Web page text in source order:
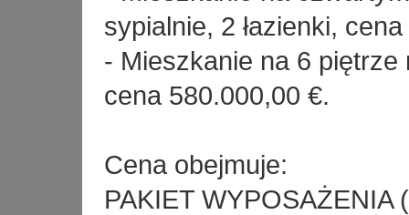
sypialnie, 2 łazienki,
- Mieszkanie na 6 piętrze
cena 580.000,00 €.
Cena obejmuje:
PAKIET